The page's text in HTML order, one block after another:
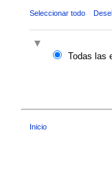
Seleccionar todo
Todas las
Inicio